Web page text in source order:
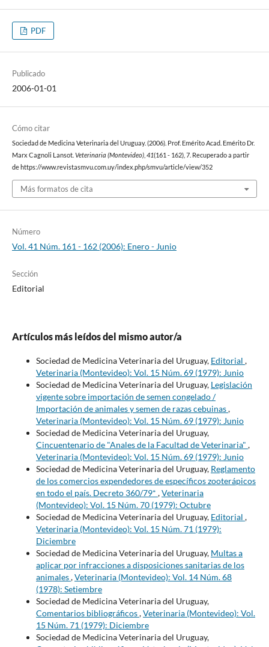
PDF
Publicado
2006-01-01
Cómo citar
Sociedad de Medicina Veterinaria del Uruguay. (2006). Prof. Emérito Acad. Emérito Dr.
Marx Cagnoli Lansot. Veterinaria (Montevideo), 41(161 - 162), 7. Recuperado a partir
de https://www.revistasmvu.com.uy/index.php/smvu/article/view/352
Más formatos de cita
Número
Vol. 41 Núm. 161 - 162 (2006): Enero - Junio
Sección
Editorial
Artículos más leídos del mismo autor/a
Sociedad de Medicina Veterinaria del Uruguay, Editorial ,
Veterinaria (Montevideo): Vol. 15 Núm. 69 (1979): Junio
Sociedad de Medicina Veterinaria del Uruguay, Legislación
vigente sobre importación de semen congelado /
Importación de animales y semen de razas cebuinas,
Veterinaria (Montevideo): Vol. 15 Núm. 69 (1979): Junio
Sociedad de Medicina Veterinaria del Uruguay,
Cincuentenario de "Anales de la Facultad de Veterinaria" ,
Veterinaria (Montevideo): Vol. 15 Núm. 69 (1979): Junio
Sociedad de Medicina Veterinaria del Uruguay, Reglamento
de los comercios expendedores de específicos zooterápicos
en todo el país. Decreto 360/79* ,Veterinaria
(Montevideo): Vol. 15 Núm. 70 (1979): Octubre
Sociedad de Medicina Veterinaria del Uruguay, Editorial ,
Veterinaria (Montevideo): Vol. 15 Núm. 71 (1979):
Diciembre
Sociedad de Medicina Veterinaria del Uruguay, Multas a
aplicar por infracciones a disposiciones sanitarias de los
animales,Veterinaria (Montevideo): Vol. 14 Núm. 68
(1978): Setiembre
Sociedad de Medicina Veterinaria del Uruguay,
Comentarios bibliográficos,Veterinaria (Montevideo): Vol.
15 Núm. 71 (1979): Diciembre
Sociedad de Medicina Veterinaria del Uruguay,